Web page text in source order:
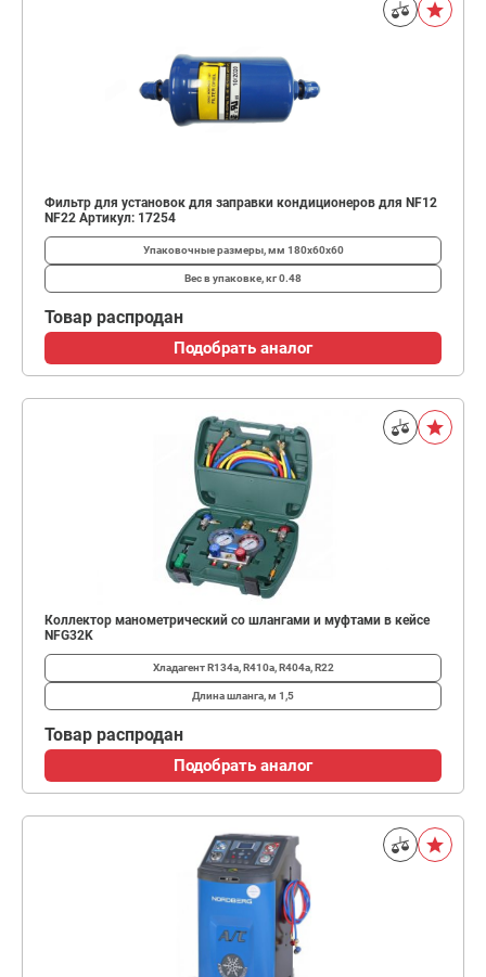
Фильтр для установок для заправки кондиционеров для NF12
NF22 Артикул: 17254
Упаковочные размеры, мм 180x60x60
Вес в упаковке, кг0.48
Товар распродан
Подобрать аналог
Коллектор манометрический со шлангами и муфтами в кейсе
NFG32K
ХладагентR134a, R410a, R404a, R22
Длина шланга, м 1,5
Товар распродан
Подобрать аналог